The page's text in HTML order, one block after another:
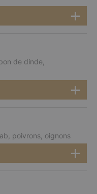
de dinde,
poivrons, oignons